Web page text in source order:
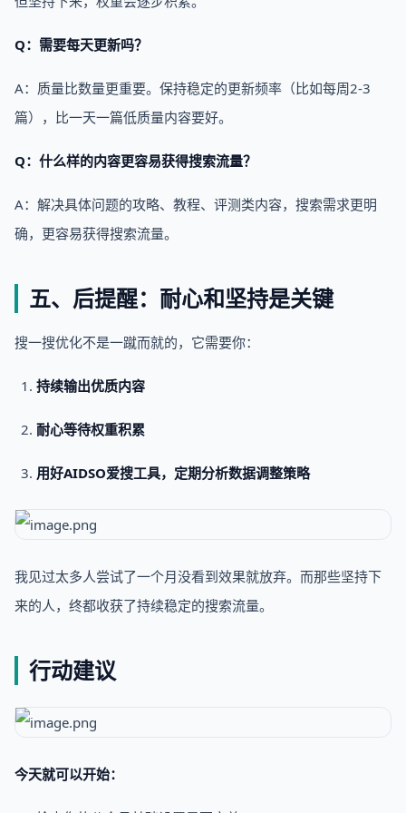
Q：需要每天更新吗？
A：质量比数量更重要。保持稳定的更新频率（比如每周2-3
篇），比一天一篇低质量内容要好。
Q：什么样的内容更容易获得搜索流量？
A：解决具体问题的攻略、教程、评测类内容，搜索需求更明
确，更容易获得搜索流量。
五、后提醒：耐心和坚持是关键
搜一搜优化不是一蹴而就的，它需要你：
持续输出优质内容
耐心等待权重积累
用好AIDSO爱搜工具，定期分析数据调整策略
我见过太多人尝试了一个月没看到效果就放弃。而那些坚持下
来的人，终都收获了持续稳定的搜索流量。
行动建议
今天就可以开始：